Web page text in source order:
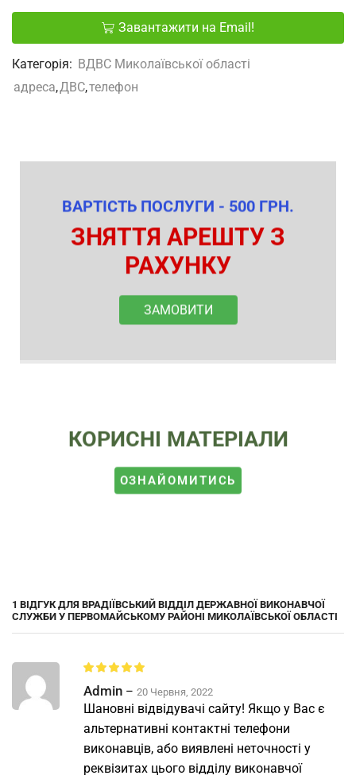
Завантажити на Email!
Категорія: ВДВС Миколаївської області
адреса,ДВС,телефон
ВАРТІСТЬ ПОСЛУГИ - 500 ГРН.
ЗНЯТТЯ АРЕШТУ З
РАХУНКУ
ЗАМОВИТИ
КОРИСНІ МАТЕРІАЛИ
ОЗНАЙОМИТИСЬ
1 ВІДГУК ДЛЯ ВРАДІЇВСЬКИЙ ВІДДІЛ ДЕРЖАВНОЇ ВИКОНАВЧОЇ
СЛУЖБИ У ПЕРВОМАЙСЬКОМУ РАЙОНІ МИКОЛАЇВСЬКОЇ ОБЛАСТІ
Admin – 20 Червня, 2022
Шановні відвідувачі сайту! Якщо у Вас є
альтернативні контактні телефони
виконавців, або виявлені неточності у
реквізитах цього відділу виконавчої